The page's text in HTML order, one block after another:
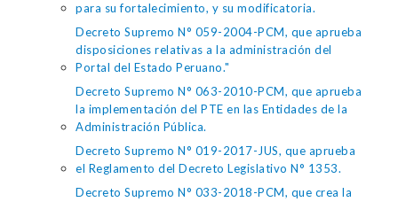
para su fortalecimiento, y su modificatoria.
Decreto Supremo N° 059-2004-PCM, que aprueba
disposiciones relativas a la administración del
Portal del Estado Peruano."
Decreto Supremo N° 063-2010-PCM, que aprueba
la implementación del PTE en las Entidades de la
Administración Pública.
Decreto Supremo N° 019-2017-JUS, que aprueba
el Reglamento del Decreto Legislativo N° 1353.
Decreto Supremo N° 033-2018-PCM, que crea la